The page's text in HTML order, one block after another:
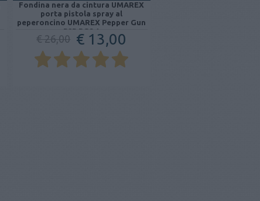
Fondina nera da cintura UMAREX
porta pistola spray al
peperoncino UMAREX Pepper Gun
P2P PGS 1
€ 26,00 € 13,00